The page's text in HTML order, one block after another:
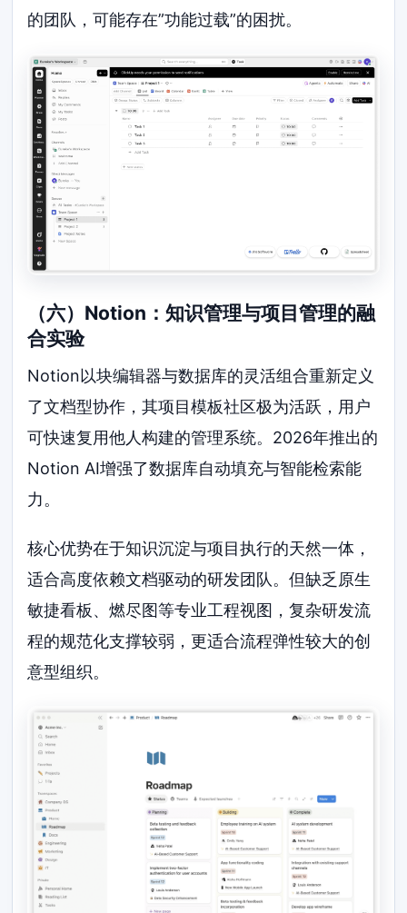
的团队，可能存在”功能过载”的困扰。
（六）Notion：知识管理与项目管理的融
合实验
Notion以块编辑器与数据库的灵活组合重新定义
了文档型协作，其项目模板社区极为活跃，用户
可快速复用他人构建的管理系统。2026年推出的
Notion AI增强了数据库自动填充与智能检索能
力。
核心优势在于知识沉淀与项目执行的天然一体，
适合高度依赖文档驱动的研发团队。但缺乏原生
敏捷看板、燃尽图等专业工程视图，复杂研发流
程的规范化支撑较弱，更适合流程弹性较大的创
意型组织。